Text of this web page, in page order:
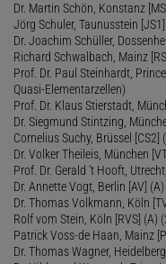
Dr. Martin Schön, Konstanz
Jörg Schuler, Taunusstein
Dr. Joachim Schüller,
Richard Schwalbach, Mainz
Prof. Dr. Paul Steinhardt,
Quasi-Elementarzellen)
Prof. Dr. Klaus Stierstadt,
Dr. Siegmund Stintzing,
Cornelius Suchy, Brüssel [CS2]
Dr. Volker Theileis, München
Prof. Dr. Gerald 't Hooft,
Dr. Annette Vogt, Berlin [AV]
Dr. Thomas Volkmann, Köln
Rolf vom Stein, Köln [RVS] (A)
Patrick Voss-de Haan, Mainz
Dr. Thomas Wagner,